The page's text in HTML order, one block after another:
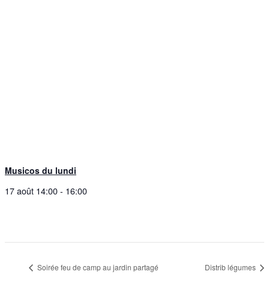
Musicos du lundi
17 août 14:00- 16:00
Soirée feu de camp au jardin partagé Distrib légumes